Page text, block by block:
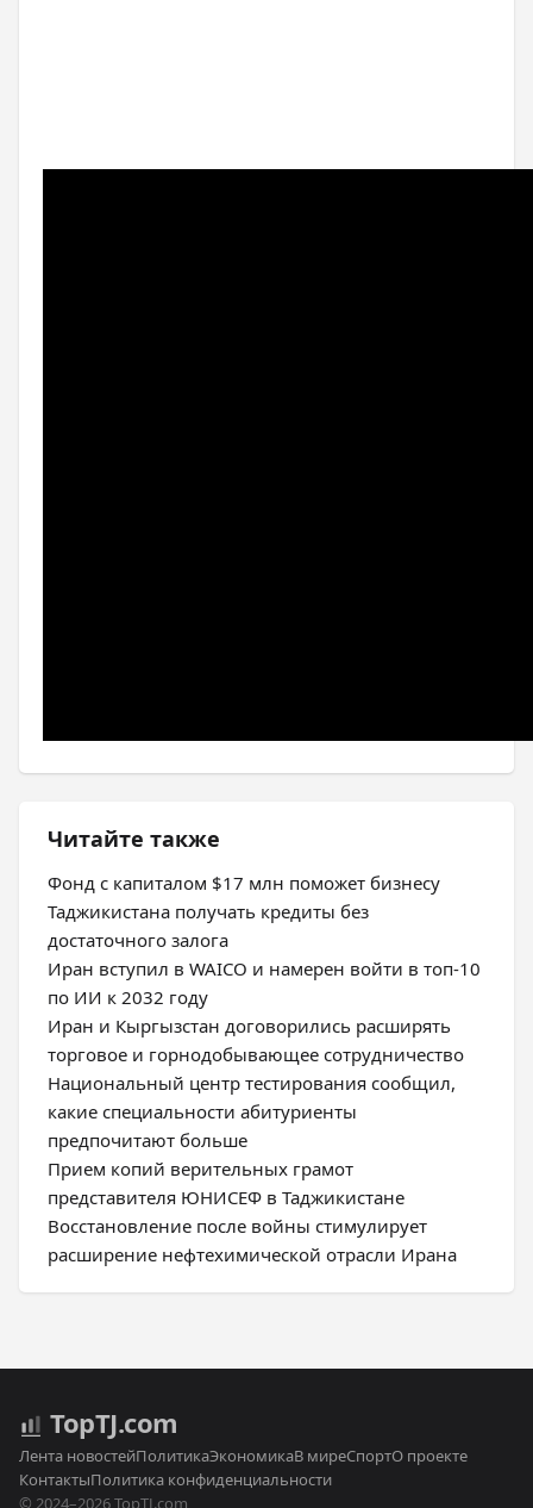
Читайте также
Фонд с капиталом $17 млн поможет бизнесу
Таджикистана получать кредиты без
достаточного залога
Иран вступил в WAICO и намерен войти в топ-10
по ИИ к 2032 году
Иран и Кыргызстан договорились расширять
торговое и горнодобывающее сотрудничество
Национальный центр тестирования сообщил,
какие специальности абитуриенты
предпочитают больше
Прием копий верительных грамот
представителя ЮНИСЕФ в Таджикистане
Восстановление после войны стимулирует
расширение нефтехимической отрасли Ирана
TopTJ.com
Лента новостейПолитикаЭкономикаВ миреСпортО проекте
КонтактыПолитика конфиденциальности
© 2024–2026 TopTJ.com